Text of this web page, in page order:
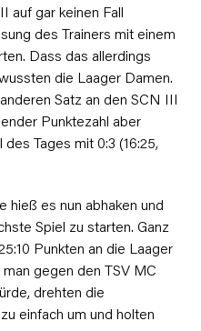
auf gar keinen Fall
des Trainers mit einem
Dass das allerdings
die Laager Damen.
Satz an den SCN III
Punktezahl aber
Tages mit 0:3 (16:25,
hieß es nun abhaken und
Spiel zu starten. Ganz
Punkten an die Laager
gegen den TSV MC
drehten die
einfach um und holten